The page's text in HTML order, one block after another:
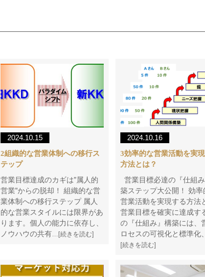
2024.10.15
2組織的な営業体制への移行ス
テップ
営業目標達成のカギは”属人的
営業”からの脱却！ 組織的な営
業体制への移行ステップ 属人
的な営業スタイルには限界があ
ります。個人の能力に依存し、
ノウハウの共有…[続きを読む]
2024.10.16
3効率的な営業活動を実
方法とは？
営業目標必達の『仕組
築ステップ大公開！ 効率
営業活動を実現する方法
営業目標を確実に達成す
の『仕組み』構築には、
ロセスの可視化と標準化
[続きを読む]